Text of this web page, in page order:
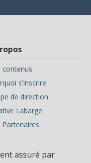
contenus
s'inscrire
de direction
Labarge
Partenaires
assuré par